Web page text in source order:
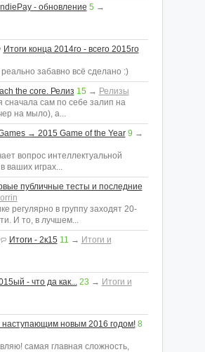
IndiePay - обновление 5 →
Итоги конца 2014го - всего 2015го
забавно всё сделано :)
the core. Релиз 15 → Релизы
сначала сам по себе залип на
на мыло), а...
→ 2015 Game of the Year 9 →
вопрос интеллектуальной
ваших играх...
публичные тесты и последние
регулярно в группу заходят 20-
И то, в лучшем...
Итоги - 2к15 11 → Итоги и
- что да как... 23 → Итоги и
новым 2016 годом! 8
самая главная сложность,